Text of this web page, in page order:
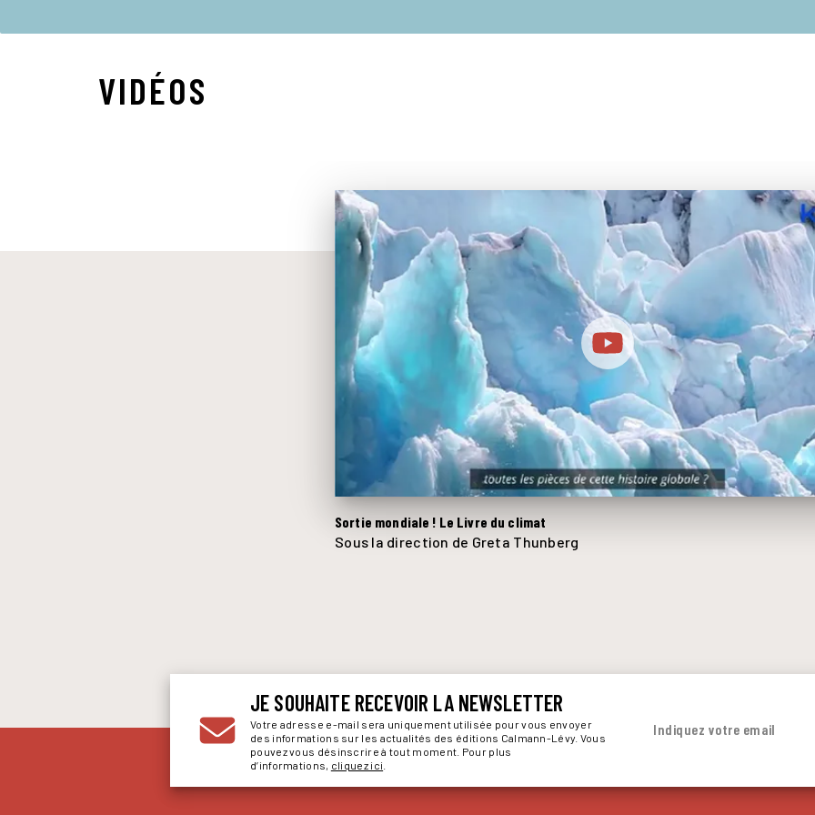
VIDÉOS
Sortie mondiale ! Le Livre du climat
Sous la direction de Greta Thunberg
JE SOUHAITE RECEVOIR LA NEWSLETTER
Votre adresse e-mail sera uniquement utilisée pour vous envoyer
des informations sur les actualités des éditions Calmann-Lévy. Vous
pouvez vous désinscrire à tout moment. Pour plus
d’informations, cliquez ici
Indiquez votre email